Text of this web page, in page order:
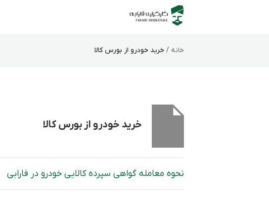
خانه / خرید خودرو از بورس کالا
خرید خودرو از بورس کالا
نحوه معامله گواهی سپرده کالایی خودرو در فارابی